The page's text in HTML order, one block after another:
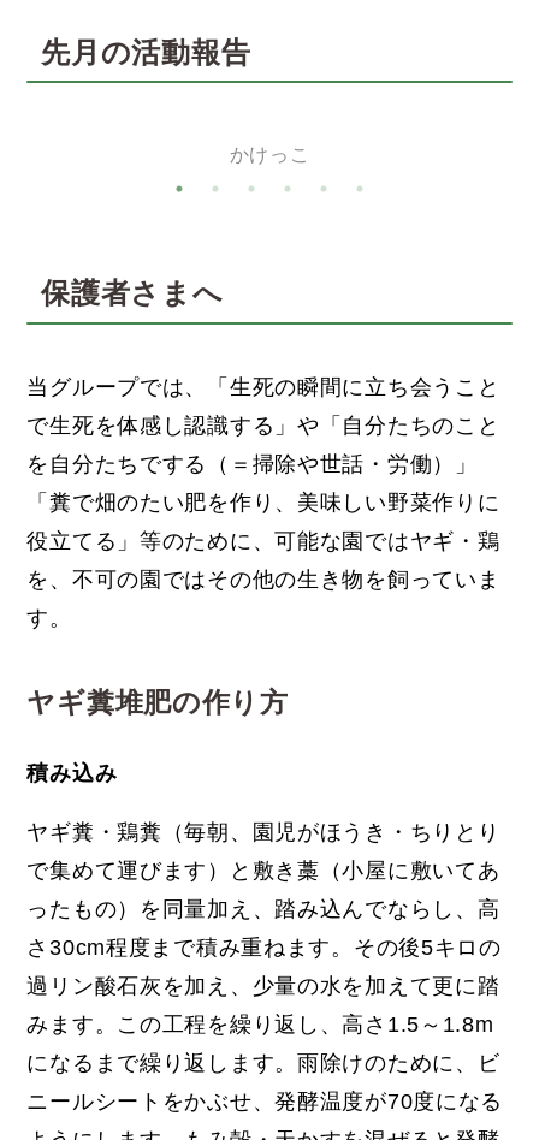
先月の活動報告
かけっこ
保護者さまへ
当グループでは、「生死の瞬間に立ち会うこと
で生死を体感し認識する」や「自分たちのこと
を自分たちでする（＝掃除や世話・労働）」
「糞で畑のたい肥を作り、美味しい野菜作りに
役立てる」等のために、可能な園ではヤギ・鶏
を、不可の園ではその他の生き物を飼っていま
す。
ヤギ糞堆肥の作り方
積み込み
ヤギ糞・鶏糞（毎朝、園児がほうき・ちりとり
で集めて運びます）と敷き藁（小屋に敷いてあ
ったもの）を同量加え、踏み込んでならし、高
さ30cm程度まで積み重ねます。その後5キロの
過リン酸石灰を加え、少量の水を加えて更に踏
みます。この工程を繰り返し、高さ1.5～1.8m
になるまで繰り返します。雨除けのために、ビ
ニールシートをかぶせ、発酵温度が70度になる